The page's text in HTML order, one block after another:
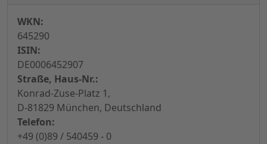
WKN:
645290
ISIN:
DE0006452907
Straße, Haus-Nr.:
Konrad-Zuse-Platz 1,
D-81829 München, Deutschland
Telefon:
+49 (0)89 / 540459 - 0